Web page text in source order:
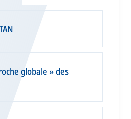
globale » des